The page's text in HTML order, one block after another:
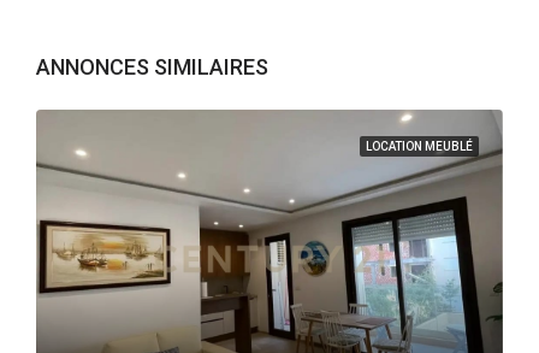
ANNONCES SIMILAIRES
LOCATION MEUBLÉ